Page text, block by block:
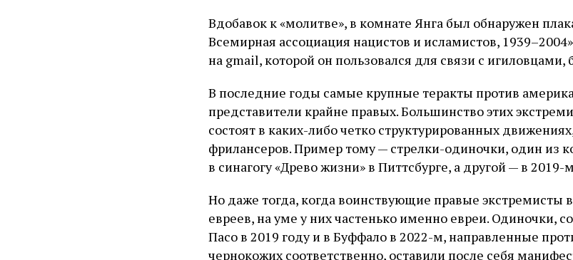
Вдобавок к «молитве», в комнате Янга был обнаружен
Всемирная ассоциация нацистов и исламистов,
на gmail, которой он пользовался для связи с
В последние годы самые крупные теракты против
представители крайне правых. Большинство этих
состоят в каких-либо четко структурированных
фрилансеров. Пример тому — стрелки-одиночки, один из
в синагогу «Древо жизни» в Питтсбурге, а другой — в 2019-
Но даже тогда, когда воинствующие правые экстремисты
евреев, на уме у них частенько именно евреи. Одиночки,
Пасо в 2019 году и в Буффало в 2022-м, направленные
чернокожих соответственно, оставили после себя